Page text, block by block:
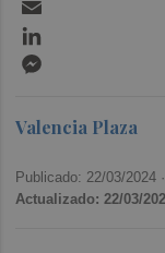
Valencia Plaza
Publicado: 22/03/2024 ·
Actualizado: 22/03/